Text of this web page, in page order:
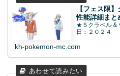
【フェス限
性能詳細まと
★５クラベル &
日：２０２４
kh-pokemon-mc.com